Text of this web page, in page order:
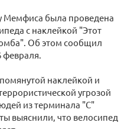
Мемфиса была проведена
с наклейкой "Этот
Об этом сообщил
февраля.
наклейкой и
угрозой
из терминала "С"
выяснили, что велосипед